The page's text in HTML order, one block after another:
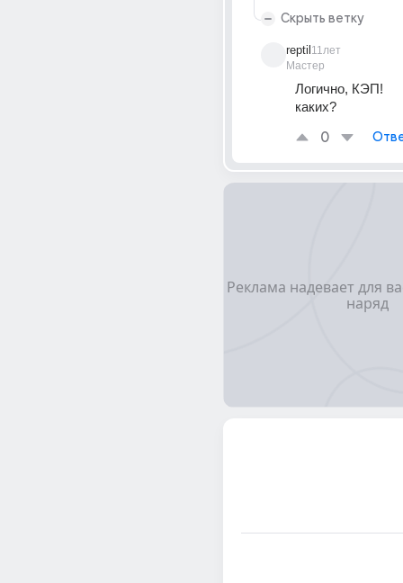
Скрыть ветку
reptil
Мастер
11лет
Логично, КЭП!
каких?
0